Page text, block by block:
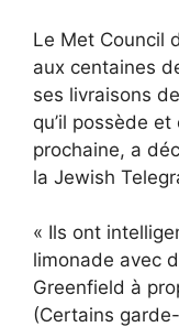
Le Met Council
aux centaines
ses livraisons
qu’il possède
prochaine, a
la Jewish
« Ils ont
limonade avec
Greenfield à
(Certains